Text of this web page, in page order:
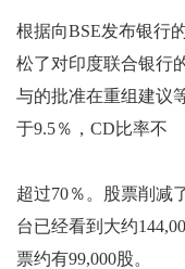
根据向BSE发布银行
松了对印度联合银行
与的批准在重组建议
于9.5％，CD比率不
超过70％。股票削减
台已经看到大约
票约有99,000股。